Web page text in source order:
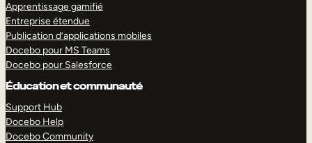
Apprentissage gamifié
Entreprise étendue
Publication d’applications mobiles
Docebo pour MS Teams
Docebo pour Salesforce
Éducation et communauté
Support Hub
Docebo Help
Docebo Community